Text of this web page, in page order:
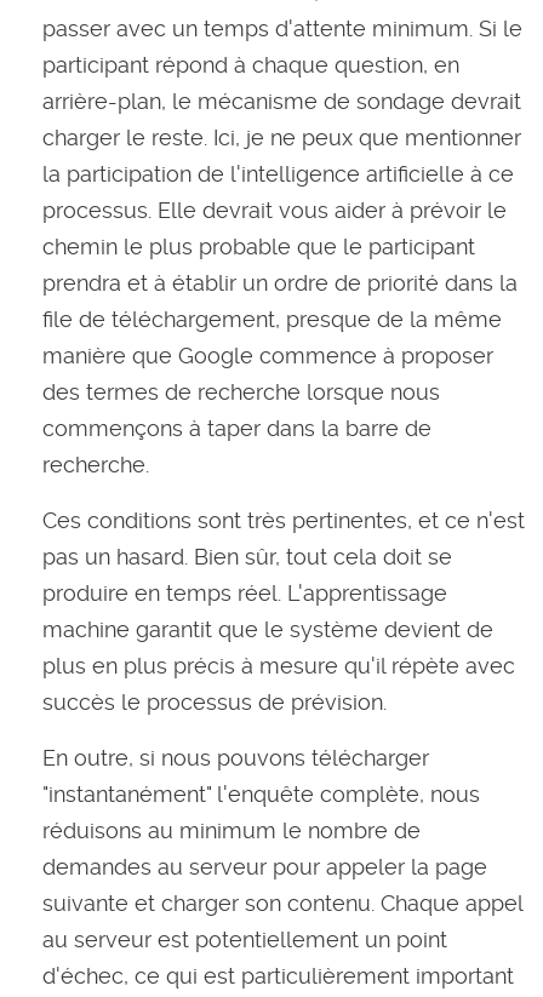
passer avec un temps d'attente minimum. Si le
participant répond à chaque question, en
arrière-plan, le mécanisme de sondage devrait
charger le reste. Ici, je ne peux que mentionner
la participation de l'intelligence artificielle à ce
processus. Elle devrait vous aider à prévoir le
chemin le plus probable que le participant
prendra et à établir un ordre de priorité dans la
file de téléchargement, presque de la même
manière que Google commence à proposer
des termes de recherche lorsque nous
commençons à taper dans la barre de
recherche.
Ces conditions sont très pertinentes, et ce n'est
pas un hasard. Bien sûr, tout cela doit se
produire en temps réel. L'apprentissage
machine garantit que le système devient de
plus en plus précis à mesure qu'il répète avec
succès le processus de prévision.
En outre, si nous pouvons télécharger
"instantanément" l'enquête complète, nous
réduisons au minimum le nombre de
demandes au serveur pour appeler la page
suivante et charger son contenu. Chaque appel
au serveur est potentiellement un point
d'échec, ce qui est particulièrement important